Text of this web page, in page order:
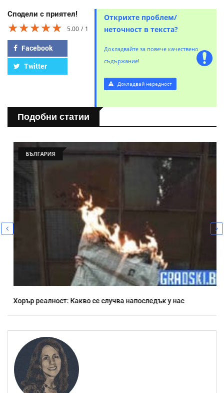
Сподели с приятел!
★★★★★
★★★★★
★★★★★ 5.00 1
Facebook
Twitter
Открихте проблем/
неточност в текста?
Докладвайте за повече качествено
съдържание!
Докладвай нередност
Подобни статии
БЪЛГАРИЯ
Хорър реалност: Какво се случва напоследък у нас